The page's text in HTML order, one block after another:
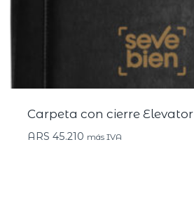
Carpeta con cierre Elevator
ARS 45.210 más IVA